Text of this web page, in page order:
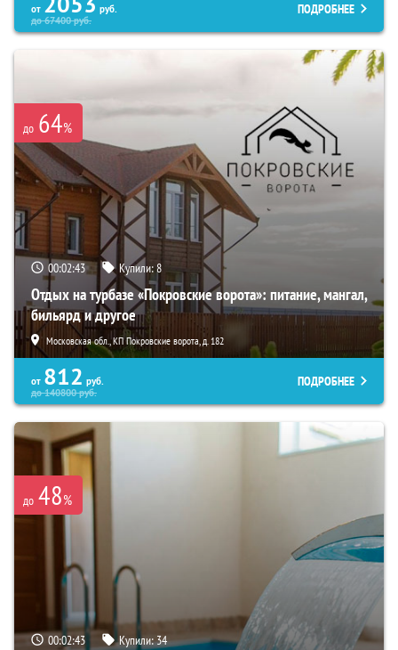
от
руб.
до67400руб.
ПОДРОБНЕЕ
до 64%
00:02:41 Купили:8
Отдых на турбазе «Покровские ворота»: питание, мангал,
бильярд и другое
Московская обл., КП Покровские ворота, д. 182
от 812 руб.
до140800руб.
ПОДРОБНЕЕ
до 48%
00:02:41 Купили:34